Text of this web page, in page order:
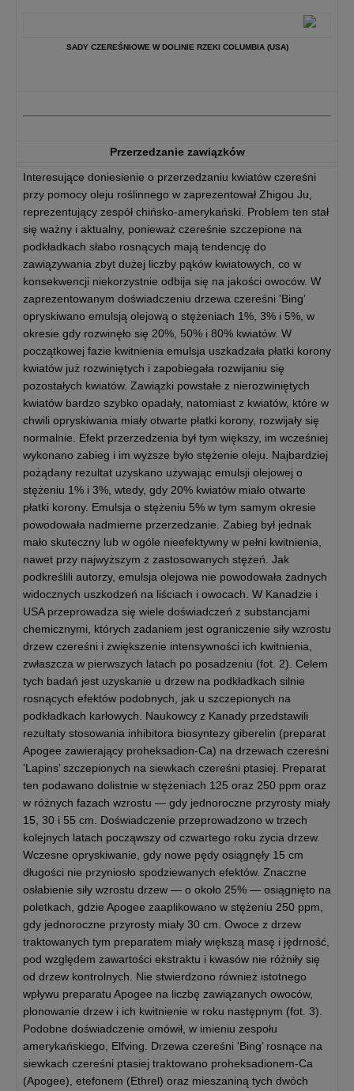
SADY CZEREŚNIOWE W DOLINIE RZEKI COLUMBIA (USA)
Przerzedzanie zawiązków
Interesujące doniesienie o przerzedzaniu kwiatów czereśni
przy pomocy oleju roślinnego w zaprezentował Zhigou Ju,
reprezentujący zespół chińsko-amerykański. Problem ten stał
się ważny i aktualny, ponieważ czereśnie szczepione na
podkładkach słabo rosnących mają tendencję do
zawiązywania zbyt dużej liczby pąków kwiatowych, co w
konsekwencji niekorzystnie odbija się na jakości owoców. W
zaprezentowanym doświadczeniu drzewa czereśni 'Bing’
opryskiwano emulsją olejową o stężeniach 1%, 3% i 5%, w
okresie gdy rozwinęło się 20%, 50% i 80% kwiatów. W
początkowej fazie kwitnienia emulsja uszkadzała płatki korony
kwiatów już rozwiniętych i zapobiegała rozwijaniu się
pozostałych kwiatów. Zawiązki powstałe z nierozwiniętych
kwiatów bardzo szybko opadały, natomiast z kwiatów, które w
chwili opryskiwania miały otwarte płatki korony, rozwijały się
normalnie. Efekt przerzedzenia był tym większy, im wcześniej
wykonano zabieg i im wyższe było stężenie oleju. Najbardziej
pożądany rezultat uzyskano używając emulsji olejowej o
stężeniu 1% i 3%, wtedy, gdy 20% kwiatów miało otwarte
płatki korony. Emulsja o stężeniu 5% w tym samym okresie
powodowała nadmierne przerzedzanie. Zabieg był jednak
mało skuteczny lub w ogóle nieefektywny w pełni kwitnienia,
nawet przy najwyższym z zastosowanych stężeń. Jak
podkreślili autorzy, emulsja olejowa nie powodowała żadnych
widocznych uszkodzeń na liściach i owocach. W Kanadzie i
USA przeprowadza się wiele doświadczeń z substancjami
chemicznymi, których zadaniem jest ograniczenie siły wzrostu
drzew czereśni i zwiększenie intensywności ich kwitnienia,
zwłaszcza w pierwszych latach po posadzeniu (fot. 2). Celem
tych badań jest uzyskanie u drzew na podkładkach silnie
rosnących efektów podobnych, jak u szczepionych na
podkładkach karłowych. Naukowcy z Kanady przedstawili
rezultaty stosowania inhibitora biosyntezy giberelin (preparat
Apogee zawierający proheksadion-Ca) na drzewach czereśni
'Lapins’ szczepionych na siewkach czereśni ptasiej. Preparat
ten podawano dolistnie w stężeniach 125 oraz 250 ppm oraz
w różnych fazach wzrostu — gdy jednoroczne przyrosty miały
15, 30 i 55 cm. Doświadczenie przeprowadzono w trzech
kolejnych latach począwszy od czwartego roku życia drzew.
Wczesne opryskiwanie, gdy nowe pędy osiągnęły 15 cm
długości nie przyniosło spodziewanych efektów. Znaczne
osłabienie siły wzrostu drzew — o około 25% — osiągnięto na
poletkach, gdzie Apogee zaaplikowano w stężeniu 250 ppm,
gdy jednoroczne przyrosty miały 30 cm. Owoce z drzew
traktowanych tym preparatem miały większą masę i jędrność,
pod względem zawartości ekstraktu i kwasów nie różniły się
od drzew kontrolnych. Nie stwierdzono również istotnego
wpływu preparatu Apogee na liczbę zawiązanych owoców,
plonowanie drzew i ich kwitnienie w roku następnym (fot. 3).
Podobne doświadczenie omówił, w imieniu zespołu
amerykańskiego, Elfving. Drzewa czereśni 'Bing’ rosnące na
siewkach czereśni ptasiej traktowano proheksadionem-Ca
(Apogee), etefonem (Ethrel) oraz mieszaniną tych dwóch